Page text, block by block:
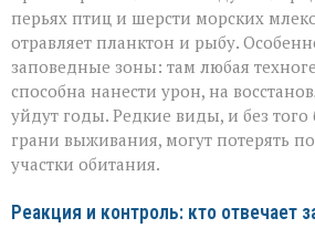
перьях птиц и шерсти морских
отравляет планктон и рыбу.
заповедные зоны: там любая
способна нанести урон, на
уйдут годы. Редкие виды, и без
грани выживания, могут потерять
участки обитания.
Реакция и контроль: кто отвечает